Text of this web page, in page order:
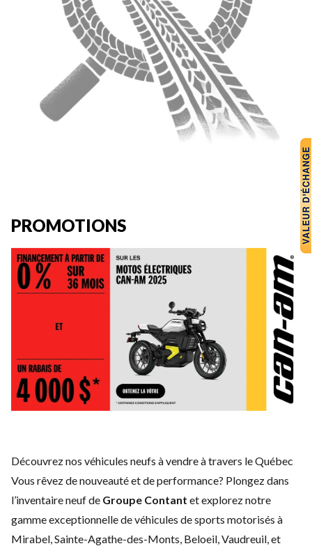
PROMOTIONS
Découvrez nos véhicules neufs à vendre à travers le Québec
Vous rêvez de nouveauté et de performance? Plongez dans
l’inventaire neuf de Groupe Contant et explorez notre
gamme exceptionnelle de véhicules de sports motorisés à
Mirabel, Sainte-Agathe-des-Monts, Beloeil, Vaudreuil, et